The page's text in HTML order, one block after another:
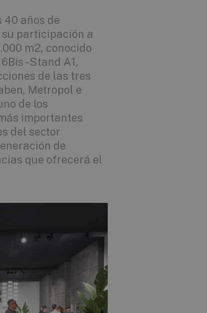
40 años de
participación a
m2, conocido
- Stand A1,
de las tres
Metropol e
de los
importantes
del sector
de
que ofrecerá el